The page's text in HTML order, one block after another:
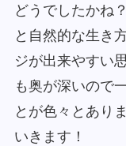
どうでしたかね
と自然的な生き
ジが出来やすい
も奥が深いので
とが色々とあり
いきます！